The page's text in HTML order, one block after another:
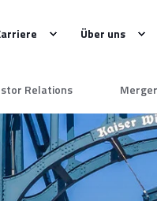
Über uns
Relations